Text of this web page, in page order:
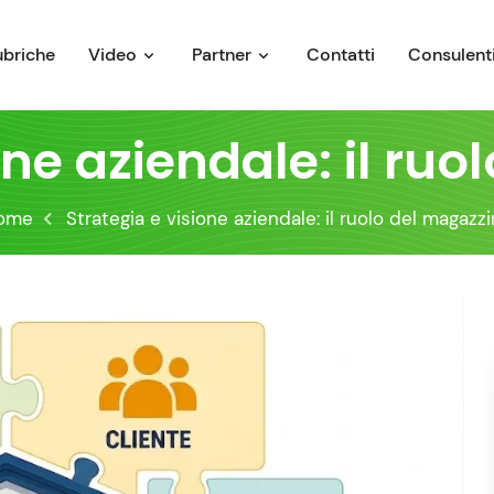
Video Partner Contatti
aziendale: il
Strategia e visione aziendale: il ruolo del